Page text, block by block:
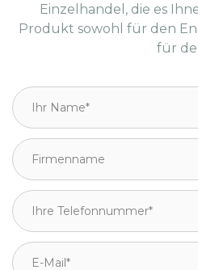
Einzelhandel, die es
Produkt sowohl für den
für